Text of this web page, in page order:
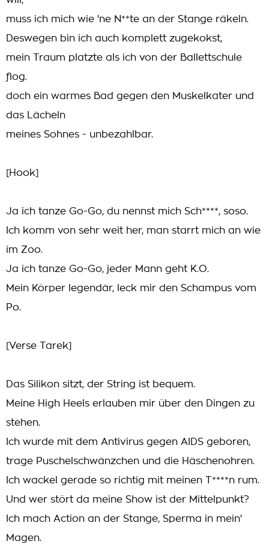
muss ich mich wie 'ne N**te an der Stange räkeln.
Deswegen bin ich auch komplett zugekokst,
mein Traum platzte als ich von der Ballettschule
flog.
doch ein warmes Bad gegen den Muskelkater und
das Lächeln
meines Sohnes - unbezahlbar.
[Hook]
Ja ich tanze Go-Go, du nennst mich Sch****, soso.
Ich komm von sehr weit her, man starrt mich an wie
im Zoo.
Ja ich tanze Go-Go, jeder Mann geht K.O.
Mein Körper legendär, leck mir den Schampus vom
Po.
[Verse Tarek]
Das Silikon sitzt, der String ist bequem.
Meine High Heels erlauben mir über den Dingen zu
stehen.
Ich wurde mit dem Antivirus gegen AIDS geboren,
trage Puschelschwänzchen und die Häschenohren.
Ich wackel gerade so richtig mit meinen T****n rum.
Und wer stört da meine Show ist der Mittelpunkt?
Ich mach Action an der Stange, Sperma in mein'
Magen.